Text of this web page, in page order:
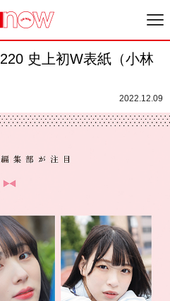
史上初W表紙（小林
2022.12.09